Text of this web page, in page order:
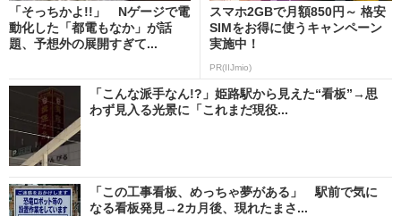
「そっちかよ!!」 Nゲージで電
動化した「都電もなか」が話
題、予想外の展開すぎて...
スマホ2GBで月額850円～ 格安
SIMをお得に使うキャンペーン
実施中！
PR(IIJmio)
「こんな派手なん!?」姫路駅から見えた“看板”→思
わず見入る光景に「これまだ現役...
「この工事看板、めっちゃ夢がある」 駅前で気に
なる看板発見→2カ月後、現れたまさ...